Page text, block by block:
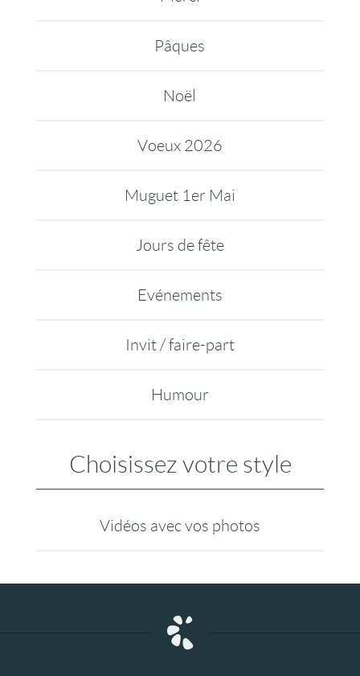
Pâques
Noël
Voeux 2026
Muguet 1er Mai
Jours de fête
Evénements
Invit / faire-part
Humour
Choisissez votre style
Vidéos avec vos photos